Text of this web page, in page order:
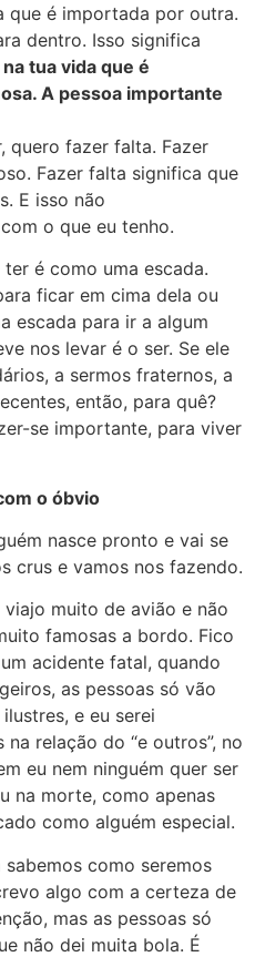
que é importada por outra.
dentro. Isso significa
tua vida que é
A pessoa importante
quero fazer falta. Fazer
Fazer falta significa que
E isso não
o que eu tenho.
é como uma escada.
ficar em cima dela ou
escada para ir a algum
nos levar é o ser. Se ele
a sermos fraternos, a
então, para quê?
se importante, para viver
o óbvio
nasce pronto e vai se
crus e vamos nos fazendo.
viajo muito de avião e não
famosas a bordo. Fico
acidente fatal, quando
as pessoas só vão
e eu serei
na relação do “e outros”, no
eu nem ninguém quer ser
na morte, como apenas
como alguém especial.
sabemos como seremos
algo com a certeza de
mas as pessoas só
não dei muita bola. É